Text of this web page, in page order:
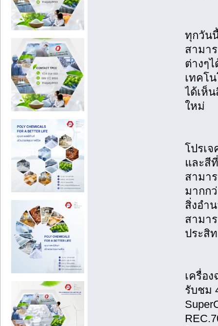
ทุกวัน
สามา
ต่างๆ
เทคโ
ได้เห็
ใหม่
โปรเจ
และสี
สามา
มากก
สิ่งอำ
สามา
ประสิ
เครื่อ
รับชม